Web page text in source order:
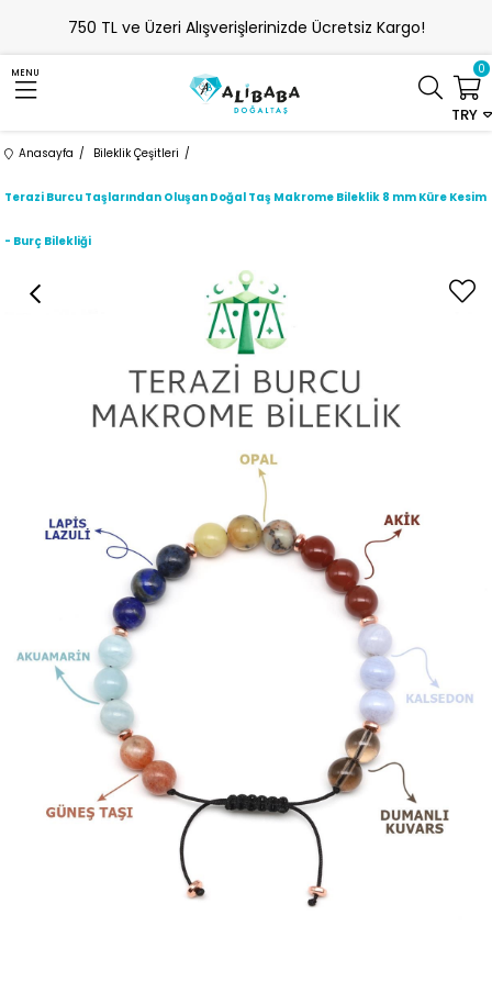
750 TL ve Üzeri Alışverişlerinizde Ücretsiz Kargo!
MENU
TRY
0
Anasayfa Bileklik Çeşitleri
Terazi Burcu Taşlarından Oluşan Doğal Taş Makrome Bileklik 8 mm Küre Kesim
- Burç Bilekliği